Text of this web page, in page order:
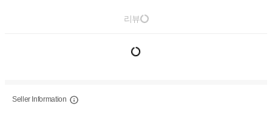
리뷰
Seller Information